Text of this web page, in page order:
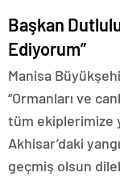
Başkan
Ediyorum”
Manisa
“Ormanları ve
tüm ekiplerimize
Akhisar’daki
geçmiş olsun